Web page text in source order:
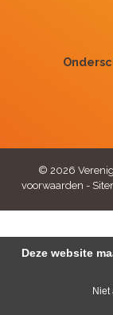
© 2026
voorwaarden -
Deze website
Niet